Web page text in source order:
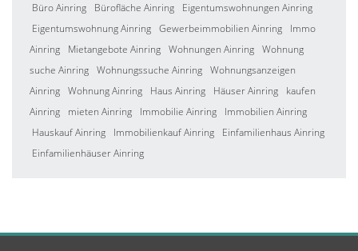
Büro Ainring Bürofläche Ainring
Eigentumswohnungen Ainring
Eigentumswohnung Ainring Gewerbeimmobilien Ainring
Immo
Ainring
Mietangebote Ainring Wohnungen Ainring Wohnung
suche Ainring Wohnungssuche Ainring Wohnungsanzeigen
Ainring Wohnung Ainring Haus Ainring Häuser Ainring
kaufen
Ainring
mieten Ainring Immobilie Ainring
Immobilien Ainring
Hauskauf Ainring
Immobilienkauf Ainring
Einfamilienhaus Ainring
Einfamilienhäuser Ainring